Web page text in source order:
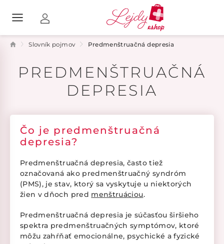
Slovník pojmov Predmenštruačná depresia
PREDMENŠTRUAČNÁ
DEPRESIA
Čo je predmenštruačná
depresia?
Predmenštruačná depresia, často tiež
označovaná ako predmenštruačný syndróm
(PMS), je stav, ktorý sa vyskytuje u niektorých
žien v dňoch pred menštruáciou.
Predmenštruačná depresia je súčasťou širšieho
spektra predmenštruačných symptómov, ktoré
môžu zahŕňať emocionálne, psychické a fyzické